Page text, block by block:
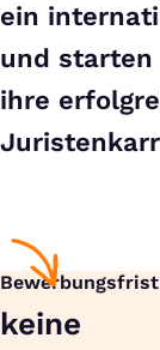
ein
und starten
ihre
Bewerbungsfrist
keine